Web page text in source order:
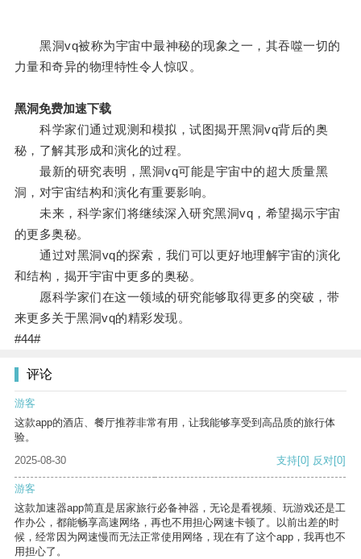
黑洞vq被称为宇宙中最神秘的现象之一，其吞噬一切的
力量和奇异的物理特性令人惊叹。
黑洞免费加速下载
科学家们通过观测和模拟，试图揭开黑洞vq背后的奥
秘，了解其形成和演化的过程。
最新的研究表明，黑洞vq可能是宇宙中的超大质量黑
洞，对宇宙结构和演化有重要影响。
未来，科学家们将继续深入研究黑洞vq，希望揭示宇宙
的更多奥秘。
通过对黑洞vq的探索，我们可以更好地理解宇宙的演化
和结构，揭开宇宙中更多的奥秘。
愿科学家们在这一领域的研究能够取得更多的突破，带
来更多关于黑洞vq的精彩发现。
#44#
评论
游客
这款app的酒店、餐厅推荐非常有用，让我能够享受到高品质的旅行体
验。
2025-08-30
支持[0] 反对[0]
游客
这款加速器app简直是居家旅行必备神器，无论是看视频、玩游戏还是工
作办公，都能畅享高速网络，再也不用担心网速卡顿了。以前出差的时
候，经常因为网速慢而无法正常使用网络，现在有了这个app，我再也不
用担心了。